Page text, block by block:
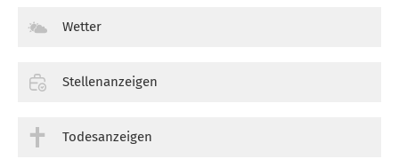
Wetter
Stellenanzeigen
Todesanzeigen